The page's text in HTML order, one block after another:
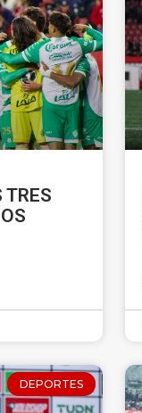
TRES
DEPORTES